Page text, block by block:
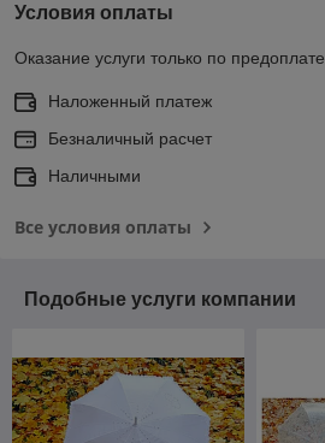
Условия оплаты
Оказание услуги только по предоплате.
Наложенный платеж
Безналичный расчет
Наличными
Все условия оплаты
Подобные услуги компании